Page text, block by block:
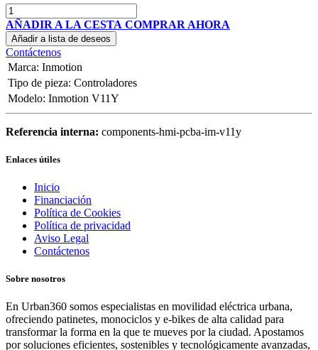
AÑADIR A LA CESTA COMPRAR AHORA
Añadir a lista de deseos
Contáctenos
Marca: Inmotion
Tipo de pieza: Controladores
Modelo: Inmotion V11Y
Referencia interna: components-hmi-pcba-im-v11y
Enlaces útiles
Inicio
Financiación
Política de Cookies
Política de privacidad
Aviso Legal
Contáctenos
Sobre nosotros
En Urban360 somos especialistas en movilidad eléctrica urbana,
ofreciendo patinetes, monociclos y e-bikes de alta calidad para
transformar la forma en la que te mueves por la ciudad. Apostamos
por soluciones eficientes, sostenibles y tecnológicamente avanzadas,